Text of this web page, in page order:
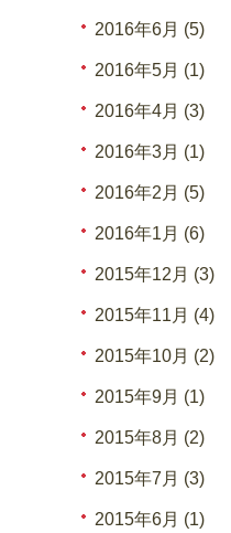
2016年6月 (5)
2016年5月 (1)
2016年4月 (3)
2016年3月 (1)
2016年2月 (5)
2016年1月 (6)
2015年12月 (3)
2015年11月 (4)
2015年10月 (2)
2015年9月 (1)
2015年8月 (2)
2015年7月 (3)
2015年6月 (1)